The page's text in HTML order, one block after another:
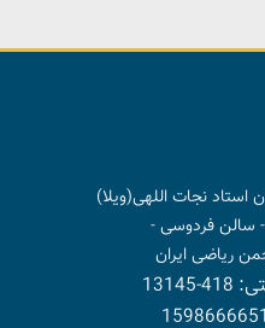
استاد نجات اللهی(ویلا)
سالن فردوسی -
ریاضی ایران